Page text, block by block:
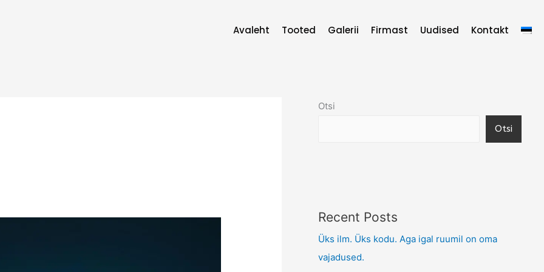
Avaleht Tooted Galerii Firmast Uudised Kontakt
Otsi
Otsi
Recent Posts
Üks ilm. Üks kodu. Aga igal ruumil on oma
vajadused.